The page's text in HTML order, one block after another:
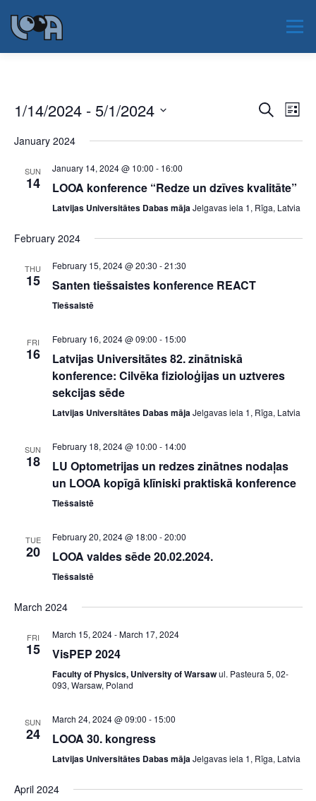
content
Menu
KONTAKTI
E
e
t
S
e
V
e
N
a
i
SearchE
v
n
i
w
N
List
1/14/2024 - 5/1/2024
date.
January 2024
SUN
14
January 14, 2024 @ 10:00 - 16:00
LOOA konference “Redze un dzīves kvalitāte”
Latvijas Universitātes Dabas mājaJelgavas iela 1, Rīga, Latvia
February 2024
THU
15
February 15, 2024 @ 20:30 -21:30
Santen tiešsaistes konference REACT
Tiešsaistē
FRI
16
February 16, 2024 @ 09:00 - 15:00
Latvijas Universitātes 82. zinātniskā
konference: Cilvēka fizioloģijas un uztveres
sekcijas sēde
Latvijas Universitātes Dabas mājaJelgavas iela 1, Rīga, Latvia
SUN
18
February 18, 2024 @ 10:00 - 14:00
LU Optometrijas un redzes zinātnes nodaļas
un LOOA kopīgā klīniski praktiskā konference
Tiešsaistē
TUE
20
February 20, 2024 @ 18:00 -20:00
LOOA valdes sēde 20.02.2024.
Tiešsaistē
March 2024
FRI
15
March 15, 2024-March 17, 2024
VisPEP 2024
Faculty of Physics, University of Warsawul. Pasteura 5, 02-
093, Warsaw, Poland
SUN
24
March 24, 2024 @ 09:00 - 15:00
LOOA 30. kongress
Latvijas Universitātes Dabas mājaJelgavas iela 1, Rīga, Latvia
April 2024